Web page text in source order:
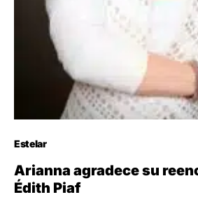
Estelar
Arianna agradece su
Édith Piaf